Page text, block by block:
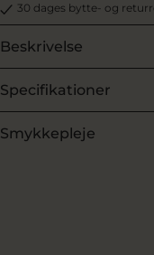
30 dages bytte- og
Beskrivelse
Specifikationer
Smykkepleje